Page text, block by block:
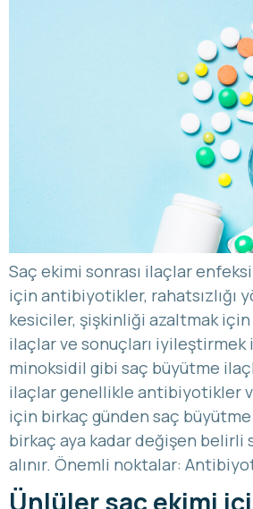
Saç ekimi sonrası ilaçlar
için antibiyotikler, rahatsızlığı
kesiciler, şişkinliği azaltmak
ilaçlar ve sonuçları
minoksidil gibi saç büyütme
ilaçlar genellikle antibiyotikler
için birkaç günden saç
birkaç aya kadar değişen belirli
alınır. Önemli noktalar:
Ünlüler saç ekimi